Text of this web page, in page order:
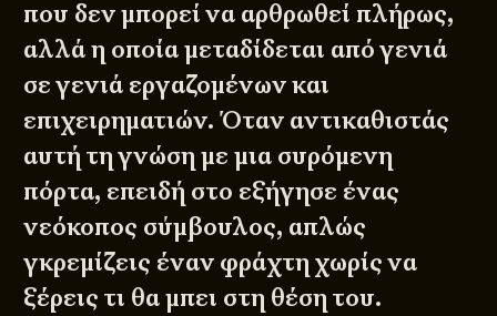
που δεν μπορεί να αρθρωθεί πλήρως,
αλλά η οποία μεταδίδεται από γενιά
σε γενιά εργαζομένων και
επιχειρηματιών. Όταν αντικαθιστάς
αυτή τη γνώση με μια συρόμενη
πόρτα, επειδή στο εξήγησε ένας
νεόκοπος σύμβουλος, απλώς
γκρεμίζεις έναν φράχτη χωρίς να
ξέρεις τι θα μπει στη θέση του.